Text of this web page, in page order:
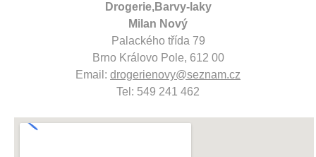
Drogerie,Barvy-laky
Milan Nový
Palackého třída 79
Brno Královo Pole, 612 00
Email: drogerienovy@seznam.cz
Tel: 549 241 462